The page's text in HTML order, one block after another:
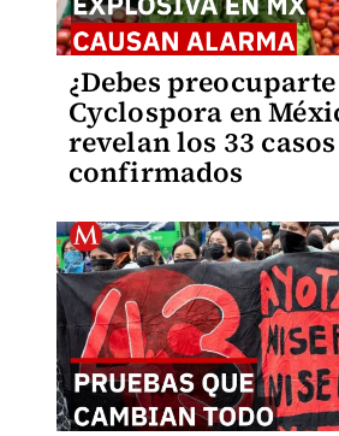
¿Debes
Cyclospora en
revelan los 33 casos
confirmados